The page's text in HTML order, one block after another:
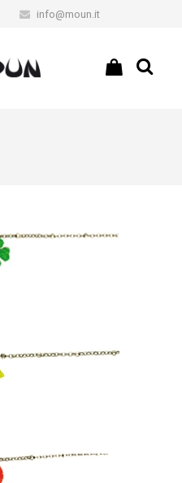
info@moun.it
€0,00